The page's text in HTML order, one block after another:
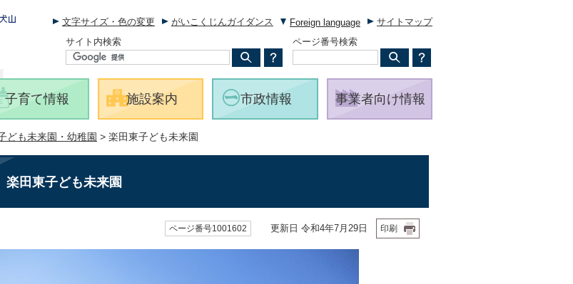
文字サイズ・色の変更 がいこくじんガイダンス Foreign language
サイトマップ
サイト内検索
ページ番号検索
子育て情報 施設案内 市政情報 事業者向け情報
ども未来園・幼稚園 > 楽田東子ども未来園
楽田東子ども未来園
ページ番号1001602 更新日 令和4年7月29日 印刷